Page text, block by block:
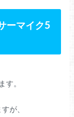
ーマイク5
す。
が、